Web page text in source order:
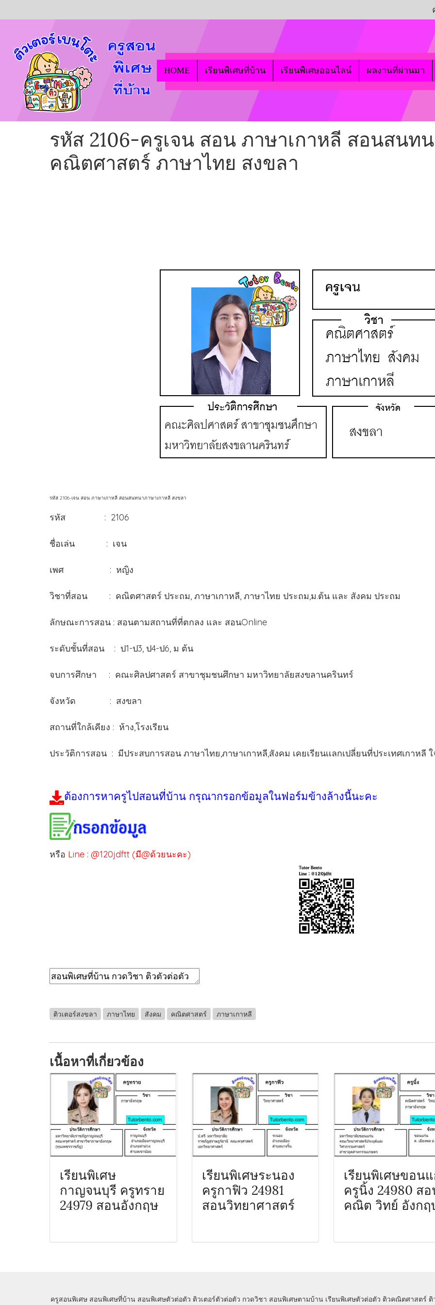
HOME เรียนพิเศษที่บ้าน เรียนพิเศษออนไลน์ ผลงานที่ผ่านมา
รหัส 2106-ครูเจน สอน ภาษาเกาหลี สอนสนท
คณิตศาสตร์ ภาษาไทย สงขลา
รหัส 2106-เจน สอน ภาษาเกาหลี สอนสนทนาภาษาเกาหลี สงขลา
รหัส : 2106
ชื่อเล่น : เจน
เพศ : หญิง
วิชาที่สอน : คณิตศาสตร์ ประถม, ภาษาเกาหลี, ภาษาไทย ประถม,ม.ต้น และ สังคม ประถม
ลักษณะการสอน : สอนตามสถานที่ที่ตกลง และ สอนOnline
ระดับชั้นที่สอน : ป1-ป3, ป4-ป6, ม ต้น
จบการศึกษา : คณะศิลปศาสตร์ สาขาชุมชนศึกษา มหาวิทยาลัยสงขลานครินทร์
จังหวัด : สงขลา
สถานที่ใกล้เคียง : ห้าง,โรงเรียน
ประวัติการสอน : มีประสบการสอน ภาษาไทย,ภาษาเกาหลี,สังคม เคยเรียนเเลกเปลี่ยนที่ประเทศเกาหลี ใ
ต้องการหาครูไปสอนที่บ้าน กรุณากรอกข้อมูลในฟอร์มข้างล้างนี้นะคะ
หรือ Line : @120jdftt (มี@ด้วยนะคะ)
ติวเตอร์สงขลา ภาษาไทย สังคม คณิตศาสตร์ ภาษาเกาหลี
เนื้อหาที่เกี่ยวข้อง
เรียนพิเศษ
กาญจนบุรี ครูทราย
24979 สอนอังกฤษ
เรียนพิเศษระนอง
ครูกาฟิว 24981
สอนวิทยาศาสตร์
เรียนพิเศษขอน
ครูนิ้ง 24980 ส
คณิต วิทย์ อังกฤ
ครูสอนพิเศษ สอนพิเศษที่บ้าน สอนพิเศษตัวต่อตัว ติวเตอร์ตัวต่อตัว กวดวิชา สอนพิเศษตามบ้าน เรียนพิเศษตัวต่อตัว ติวคณิตศาสตร์ ติ